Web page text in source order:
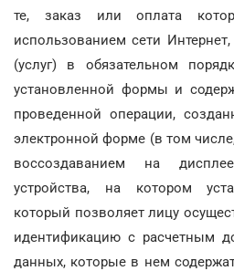
те, заказ или оплата
использованием сети
(услуг) в обязательном
установленной формы и
проведенной операции,
электронной форме (в том
воссоздаванием на
устройства, на котором
который позволяет лицу
идентификацию с расчетным
данных, которые в нем